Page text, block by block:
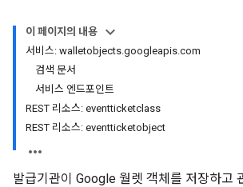
이 페이지의 내용
서비스: walletobjects.googleapis.com
검색 문서
서비스 엔드포인트
REST 리소스: eventticketclass
REST 리소스: eventticketobject
발급기관이 Google 월렛 객체를 저장하고